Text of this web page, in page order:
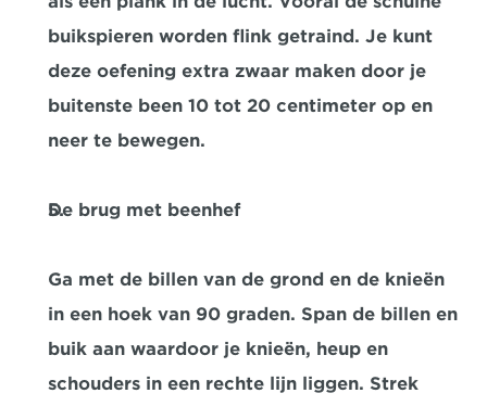
buikspieren worden flink getraind. Je kunt
deze oefening extra zwaar maken door je
buitenste been 10 tot 20 centimeter op en
neer te bewegen.
De brug met beenhef
Ga met de billen van de grond en de knieën
in een hoek van 90 graden. Span de billen en
buik aan waardoor je knieën, heup en
schouders in een rechte lijn liggen. Strek